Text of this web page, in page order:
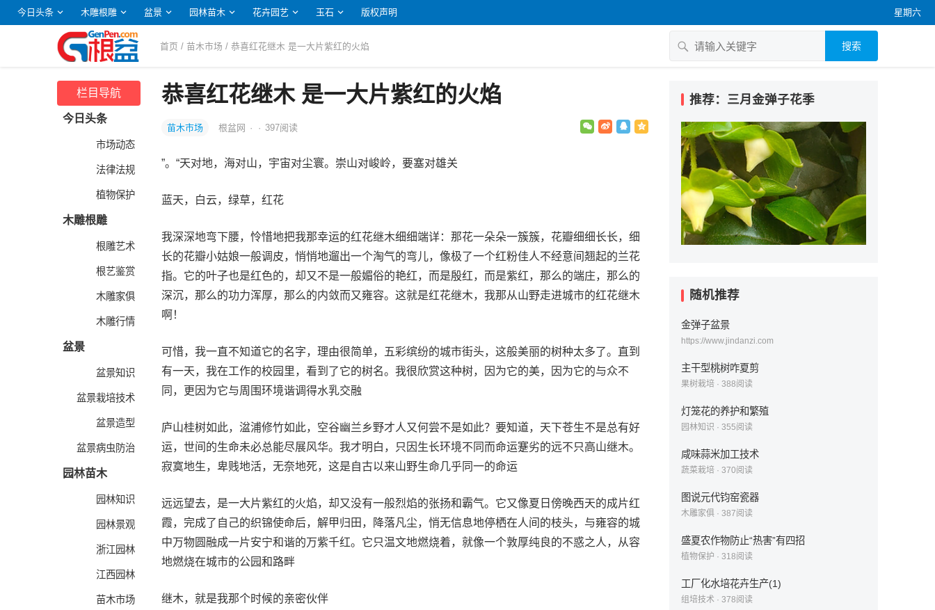
今日头条 木雕根雕 盆景 园林苗木 花卉园艺 玉石 版权声明 星期六
首页 /苗木市场 / 恭喜红花继木 是一大片紫红的火焰 搜索
栏目导航
今日头条
市场动态
法律法规
植物保护
木雕根雕
根雕艺术
根艺鉴赏
木雕家俱
木雕行情
盆景
盆景知识
盆景栽培技术
盆景造型
盆景病虫防治
园林苗木
园林知识
园林景观
浙江园林
江西园林
苗木市场
恭喜红花继木 是一大片紫红的火焰
苗木市场 根盆网 · · 397阅读
”。“天对地，海对山，宇宙对尘寰。崇山对峻岭，要塞对雄关
蓝天，白云，绿草，红花
我深深地弯下腰，怜惜地把我那幸运的红花继木细细端详：那花一朵朵一簇簇，花瓣细细长长，细
长的花瓣小姑娘一般调皮，悄悄地遛出一个淘气的弯儿，像极了一个红粉佳人不经意间翘起的兰花
指。它的叶子也是红色的，却又不是一般媚俗的艳红，而是殷红，而是紫红，那么的端庄，那么的
深沉，那么的功力浑厚，那么的内敛而又雍容。这就是红花继木，我那从山野走进城市的红花继木
啊！
可惜，我一直不知道它的名字，理由很简单，五彩缤纷的城市街头，这般美丽的树种太多了。直到
有一天，我在工作的校园里，看到了它的树名。我很欣赏这种树，因为它的美，因为它的与众不
同，更因为它与周围环境谐调得水乳交融
庐山桂树如此，湓浦修竹如此，空谷幽兰乡野才人又何尝不是如此？要知道，天下苍生不是总有好
运，世间的生命未必总能尽展风华。我才明白，只因生长环境不同而命运蹇劣的远不只高山继木。
寂寞地生，卑贱地活，无奈地死，这是自古以来山野生命几乎同一的命运
远远望去，是一大片紫红的火焰，却又没有一般烈焰的张扬和霸气。它又像夏日傍晚西天的成片红
霞，完成了自己的织锦使命后，解甲归田，降落凡尘，悄无信息地停栖在人间的枝头，与雍容的城
中万物圆融成一片安宁和谐的万紫千红。它只温文地燃烧着，就像一个敦厚纯良的不惑之人，从容
地燃烧在城市的公园和路畔
继木，就是我那个时候的亲密伙伴
推荐：三月金弹子花季
随机推荐
金弹子盆景
https://www.jindanzi.com
主干型桃树咋夏剪
果树栽培 · 388阅读
灯笼花的养护和繁殖
园林知识 · 355阅读
咸味蒜米加工技术
蔬菜栽培 · 370阅读
图说元代钧窑瓷器
木雕家俱 · 387阅读
盛夏农作物防止“热害”有四招
植物保护 · 318阅读
工厂化水培花卉生产(1)
组培技术 · 378阅读